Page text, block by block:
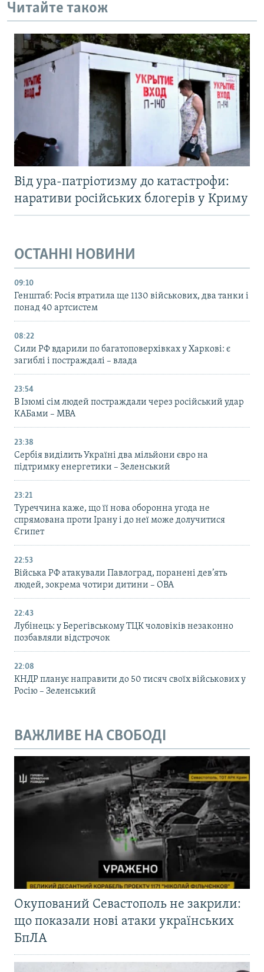
Читайте також
Від ура-патріотизму до катастрофи:
наративи російських блогерів у Криму
ОСТАННІ НОВИНИ
09:10
Генштаб: Росія втратила ще 1130 військових, два танки і
понад 40 артсистем
08:22
Сили РФ вдарили по багатоповерхівках у Харкові: є
загиблі і постраждалі – влада
23:54
В Ізюмі сім людей постраждали через російський удар
КАБами – МВА
23:38
Сербія виділить Україні два мільйони євро на
підтримку енергетики – Зеленський
23:21
Туреччина каже, що її нова оборонна угода не
спрямована проти Ірану і до неї може долучитися
Єгипет
22:53
Війська РФ атакували Павлоград, поранені дев’ять
людей, зокрема чотири дитини – ОВА
22:43
Лубінець: у Берегівському ТЦК чоловіків незаконно
позбавляли відстрочок
22:08
КНДР планує направити до 50 тисяч своїх військових у
Росію – Зеленський
ВАЖЛИВЕ НА СВОБОДІ
Окупований Севастополь не закрили:
що показали нові атаки українських
БпЛА